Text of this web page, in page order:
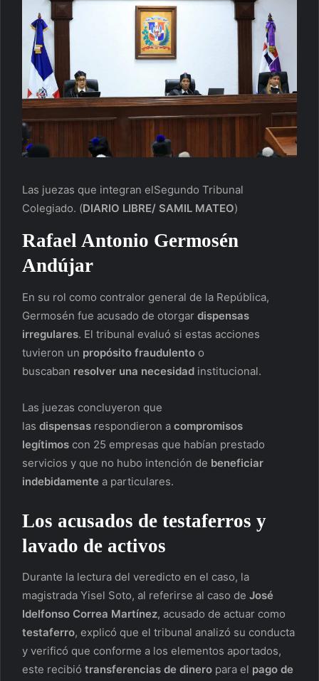
Las juezas que integran elSegundo Tribunal
Colegiado. (DIARIO LIBRE/ SAMIL MATEO)
Rafael Antonio Germosén
Andújar
En su rol como contralor general de la República,
Germosén fue acusado de otorgar dispensas
irregulares. El tribunal evaluó si estas acciones
tuvieron un propósito fraudulento o
buscaban resolver una necesidad institucional.
Las juezas concluyeron que
las dispensas respondieron a compromisos
legítimos con 25 empresas que habían prestado
servicios y que no hubo intención de beneficiar
indebidamente a particulares.
Los acusados de testaferros y
lavado de activos
Durante la lectura del veredicto en el caso, la
magistrada Yisel Soto, al referirse al caso de José
Idelfonso Correa Martínez, acusado de actuar como
testaferro, explicó que el tribunal analizó su conducta
y verificó que conforme a los elementos aportados,
este recibió transferencias de dinero para el pago de